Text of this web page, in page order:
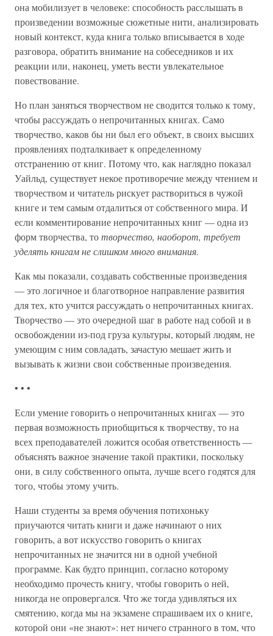
она мобилизует в человеке: способность расслышать в
произведении возможные сюжетные нити, анализировать
новый контекст, куда книга только вписывается в ходе
разговора, обратить внимание на собеседников и их
реакции или, наконец, уметь вести увлекательное
повествование.
Но план заняться творчеством не сводится только к тому,
чтобы рассуждать о непрочитанных книгах. Само
творчество, каков бы ни был его объект, в своих высших
проявлениях подталкивает к определенному
отстранению от книг. Потому что, как наглядно показал
Уайльд, существует некое противоречие между чтением и
творчеством и читатель рискует раствориться в чужой
книге и тем самым отдалиться от собственного мира. И
если комментирование непрочитанных книг — одна из
форм творчества, тотворчество, наоборот, требует
уделять книгам не слишком много внимания.
Как мы показали, создавать собственные произведения
— это логичное и благотворное направление развития
для тех, кто учится рассуждать о непрочитанных книгах.
Творчество — это очередной шаг в работе над собой и в
освобождении из-под груза культуры, который людям, не
умеющим с ним совладать, зачастую мешает жить и
вызывать к жизни свои собственные произведения.
• • •
Если умение говорить о непрочитанных книгах — это
первая возможность приобщиться к творчеству, то на
всех преподавателей ложится особая ответственность —
объяснять важное значение такой практики, поскольку
они, в силу собственного опыта, лучше всего годятся для
того, чтобы этому учить.
Наши студенты за время обучения потихоньку
приучаются читать книги и даже начинают о них
говорить, а вот искусство говорить о книгах
непрочитанных не значится ни в одной учебной
программе. Как будто принцип, согласно которому
необходимо прочесть книгу, чтобы говорить о ней,
никогда не опровергался. Что же тогда удивляться их
смятению, когда мы на экзамене спрашиваем их о книге,
которой они «не знают»: нет ничего странного в том, что